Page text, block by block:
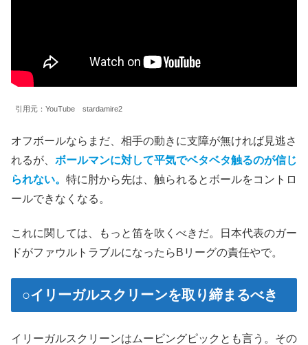
引用元：YouTube stardamire2
オフボールならまだ、相手の動きに支障が無ければ見逃さ
れるが、 ボールマンに対して平気でベタベタ触るのが信じ
られない。 特に肘から先は、触られるとボールをコントロ
ールできなくなる。
これに関しては、もっと笛を吹くべきだ。日本代表のガー
ドがファウルトラブルになったらBリーグの責任やで。
○イリーガルスクリーンを取り締まるべき
イリーガルスクリーンはムービングピックとも言う。その